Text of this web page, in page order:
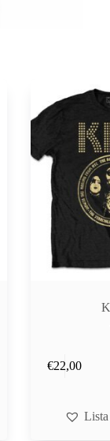
€22,00
Lista